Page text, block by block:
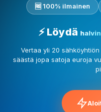
🆓 100% ilmainen
⚡ Löydä
Vertaa yli 20
säästä jopa satoja euroja